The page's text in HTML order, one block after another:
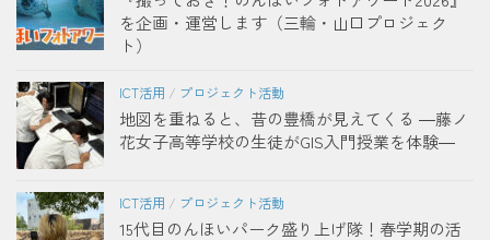
を企画・運営します（三輪・山口プロジェク
ト）
ICT活用 / プロジェクト活動
地図を重ねると、昔の豊橋が見えてくる ―藤ノ
花女子高等学校の生徒がGIS入門授業を体験―
ICT活用 / プロジェクト活動
15代目のんほいパーク盛り上げ隊！春学期の活